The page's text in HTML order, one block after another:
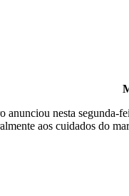
nesta segunda-
aos cuidados do